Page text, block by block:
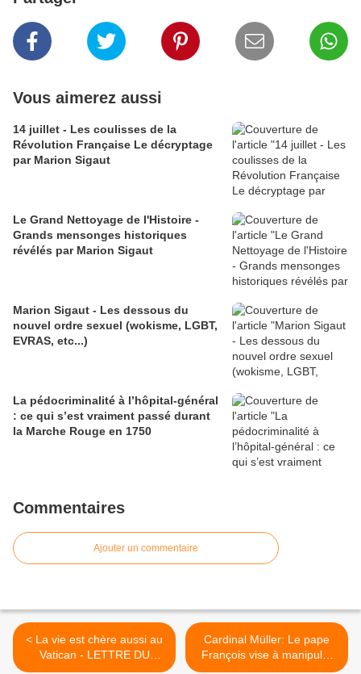
Vous aimerez aussi
14 juillet - Les coulisses de la
Révolution Française Le décryptage
par Marion Sigaut
Le Grand Nettoyage de l'Histoire -
Grands mensonges historiques
révélés par Marion Sigaut
Marion Sigaut - Les dessous du
nouvel ordre sexuel (wokisme, LGBT,
EVRAS, etc...)
La pédocriminalité à l’hôpital-général
: ce qui s’est vraiment passé durant
la Marche Rouge en 1750
Commentaires
Ajouter un commentaire
< La vie est chère aussi au
Vatican - LETTRE DU
SAINT-PÈRE FRANÇOIS
Cardinal Müller: Le pape
François vise à manipuler
psychologiquement l'esprit